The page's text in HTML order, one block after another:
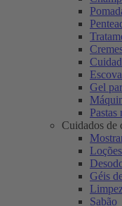
Gel
Pastas
Cuidados de
Géis
Sabão